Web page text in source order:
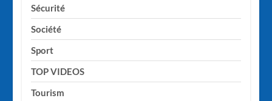
Sécurité
Société
Sport
TOP VIDEOS
Tourism